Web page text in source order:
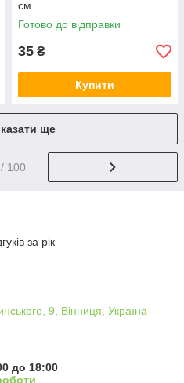
см
Готово до відправки
35 ₴
Купити
ще
/ 100
за рік
9, Вінниця, Україна
до 18:00